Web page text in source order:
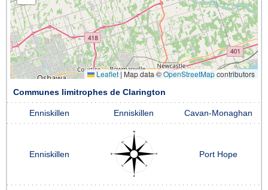
Leaflet|Map data ©OpenStreetMapcontributors
Communes limitrophes de Clarington
Enniskillen Enniskillen Cavan-Monaghan
Enniskillen Port Hope